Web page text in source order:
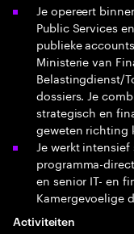
Je opereert
Public Services
publieke
Ministerie van
Belastingdienst/
dossiers. Je
strategisch en
geweten richting
Je werkt intensief
programma-
en senior IT- en
Kamergevoelige
Activiteiten